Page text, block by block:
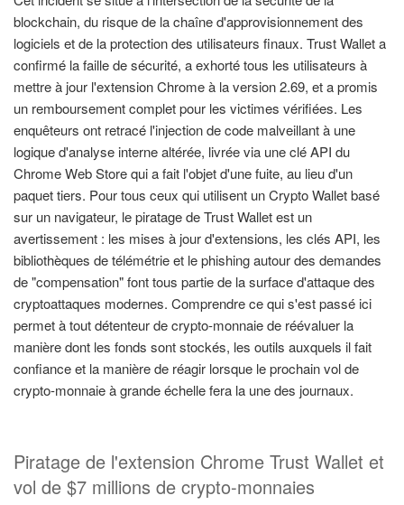
blockchain, du risque de la chaîne d'approvisionnement des
logiciels et de la protection des utilisateurs finaux. Trust Wallet a
confirmé la faille de sécurité, a exhorté tous les utilisateurs à
mettre à jour l'extension Chrome à la version 2.69, et a promis
un remboursement complet pour les victimes vérifiées. Les
enquêteurs ont retracé l'injection de code malveillant à une
logique d'analyse interne altérée, livrée via une clé API du
Chrome Web Store qui a fait l'objet d'une fuite, au lieu d'un
paquet tiers. Pour tous ceux qui utilisent un Crypto Wallet basé
sur un navigateur, le piratage de Trust Wallet est un
avertissement : les mises à jour d'extensions, les clés API, les
bibliothèques de télémétrie et le phishing autour des demandes
de "compensation" font tous partie de la surface d'attaque des
cryptoattaques modernes. Comprendre ce qui s'est passé ici
permet à tout détenteur de crypto-monnaie de réévaluer la
manière dont les fonds sont stockés, les outils auxquels il fait
confiance et la manière de réagir lorsque le prochain vol de
crypto-monnaie à grande échelle fera la une des journaux.
Piratage de l'extension Chrome Trust Wallet et
vol de $7 millions de crypto-monnaies